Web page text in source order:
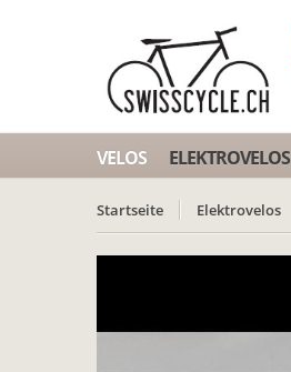
VELOS ELEKTROVELOS
Startseite Elektrovelos